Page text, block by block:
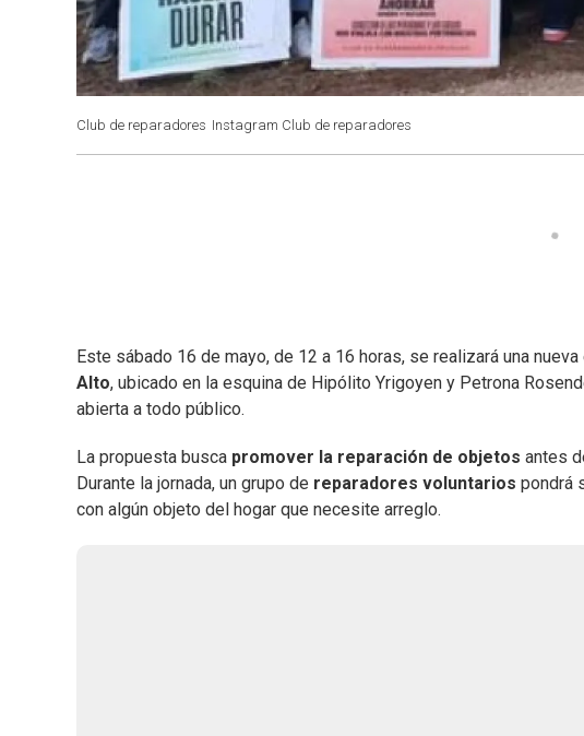
Club de reparadores Instagram Club de reparadores
Este sábado 16 de mayo, de 12 a 16 horas, se realizará una nueva
Alto, ubicado en la esquina de Hipólito Yrigoyen y Petrona
abierta a todo público.
La propuesta busca promover la reparación de objetos antes
Durante la jornada, un grupo de reparadores voluntarios pondrá
con algún objeto del hogar que necesite arreglo.